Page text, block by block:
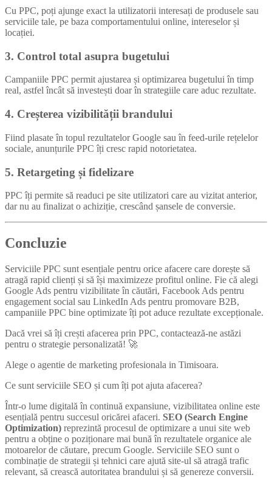
Cu PPC, poți ajunge exact la utilizatorii interesați de produsele sau
serviciile tale, pe baza comportamentului online, intereselor și
locației.
3. Control total asupra bugetului
Campaniile PPC permit ajustarea și optimizarea bugetului în timp
real, astfel încât să investești doar în strategiile care aduc rezultate.
4. Creșterea vizibilității brandului
Fiind plasate în topul rezultatelor Google sau în feed-urile rețelelor
sociale, anunțurile PPC îți cresc rapid notorietatea.
5. Retargeting și fidelizare
PPC îți permite să readuci pe site utilizatori care au vizitat anterior,
dar nu au finalizat o achiziție, crescând șansele de conversie.
Concluzie
Serviciile PPC sunt esențiale pentru orice afacere care dorește să
atragă rapid clienți și să își maximizeze profitul online. Fie că alegi
Google Ads pentru vizibilitate în căutări, Facebook Ads pentru
engagement social sau LinkedIn Ads pentru promovare B2B,
campaniile PPC bine optimizate îți pot aduce rezultate excepționale.
Dacă vrei să îți crești afacerea prin PPC, contactează-ne astăzi
pentru o strategie personalizată! 🚀
Alege o agentie de marketing profesionala in Timisoara.
Ce sunt serviciile SEO și cum îți pot ajuta afacerea?
Într-o lume digitală în continuă expansiune, vizibilitatea online este
esențială pentru succesul oricărei afaceri. SEO (Search Engine
Optimization) reprezintă procesul de optimizare a unui site web
pentru a obține o poziționare mai bună în rezultatele organice ale
motoarelor de căutare, precum Google. Serviciile SEO sunt o
combinație de strategii și tehnici care ajută site-ul să atragă trafic
relevant, să crească autoritatea brandului și să genereze conversii.